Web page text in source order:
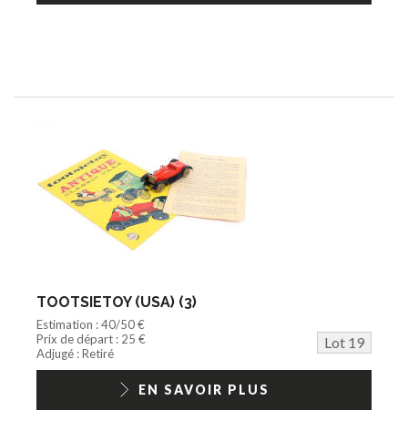
TOOTSIETOY (USA) (3)
Estimation : 40/50 €
Prix de départ : 25 €
Lot 19
Adjugé : Retiré
EN SAVOIR PLUS